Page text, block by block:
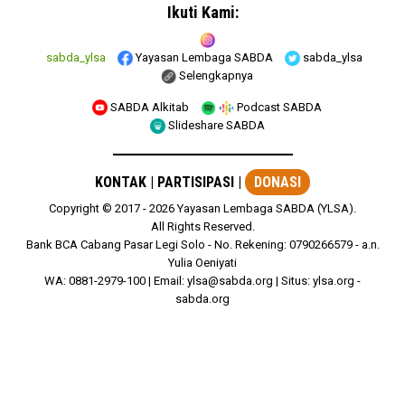
Ikuti Kami:
sabda_ylsa Yayasan Lembaga SABDA
sabda_ylsa
Selengkapnya
SABDA Alkitab
Podcast SABDA
Slideshare SABDA
KONTAK | PARTISIPASI | DONASI
Copyright © 2017 - 2026Yayasan Lembaga SABDA (YLSA).
All Rights Reserved.
Bank BCA Cabang Pasar Legi Solo - No. Rekening: 0790266579 - a.n.
Yulia Oeniyati
WA: 0881-2979-100 | Email: ylsa@sabda.org | Situs: ylsa.org -
sabda.org